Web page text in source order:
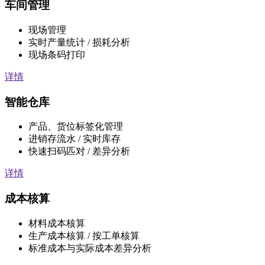
车间管理
现场管理
实时产量统计 / 损耗分析
现场条码打印
详情
智能仓库
产品、货位标签化管理
进销存流水 / 实时库存
快速扫码匹对 / 差异分析
详情
成本核算
材料成本核算
生产成本核算 / 按工单核算
标准成本与实际成本差异分析